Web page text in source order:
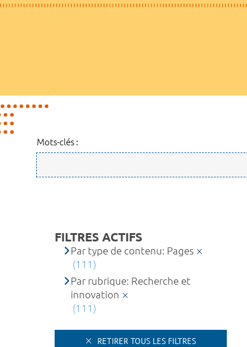
Mots-clés :
FILTRES ACTIFS
Par type de contenu: Pages
(111)
Par rubrique: Recherche et
innovation
(111)
RETIRER TOUS LES FILTRES